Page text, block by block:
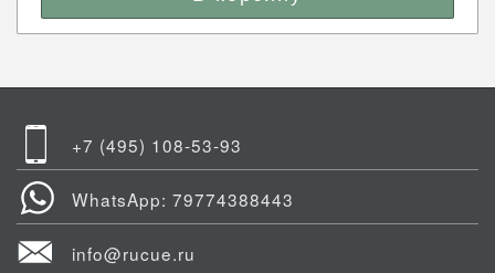
+7 (495) 108-53-93
WhatsApp: 79774388443
info@rucue.ru